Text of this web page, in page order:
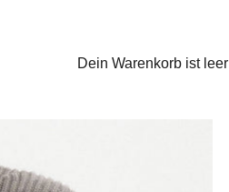
Dein Warenkorb ist leer